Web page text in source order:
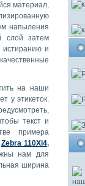
материал,
напыления
слой затем
истиранию и
на наши
у этикеток.
текст и
примера
Zebra 110Xi4,
нам для
ширина